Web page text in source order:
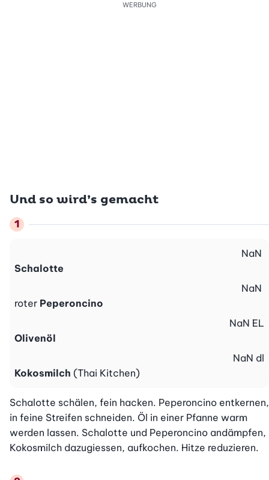
Und so wird’s gemacht
Schalotte
NaN
roter Peperoncino
NaN
Olivenöl
NaN EL
Kokosmilch (Thai Kitchen)
NaN dl
Schalotte schälen, fein hacken. Peperoncino entkernen,
in feine Streifen schneiden. Öl in einer Pfanne warm
werden lassen. Schalotte und Peperoncino andämpfen,
Kokosmilch dazugiessen, aufkochen. Hitze reduzieren.
WERBUNG